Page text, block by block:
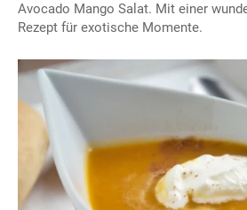
Avocado Mango Salat. Mit einer
Rezept für exotische Momente.